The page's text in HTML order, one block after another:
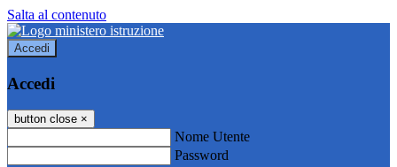
Salta al contenuto
Accedi
Accedi
button close ×
Nome Utente
Password